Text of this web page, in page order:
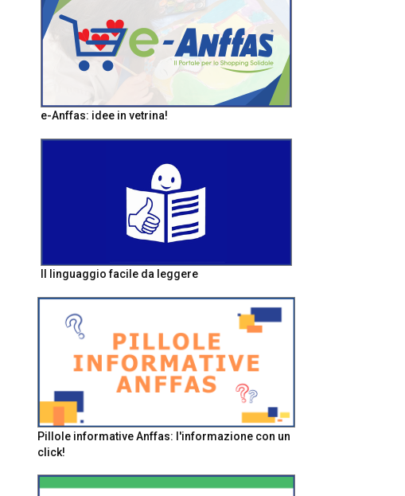
e-Anffas: idee in vetrina!
Il linguaggio facile da leggere
Pillole informative Anffas: l'informazione con un
click!